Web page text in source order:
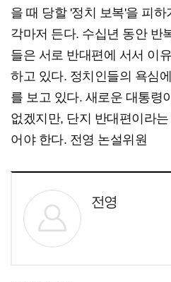
을 때 당할 '정치 보복'을 피
각마저 든다. 수십년 동안 반
들은 서로 반대편에 서서 이
하고 있다. 정치인들의 욕심
를 보고 있다. 새로운 대통령
없겠지만, 단지 반대편이라
어야 한다. 전영 논설위원
전영